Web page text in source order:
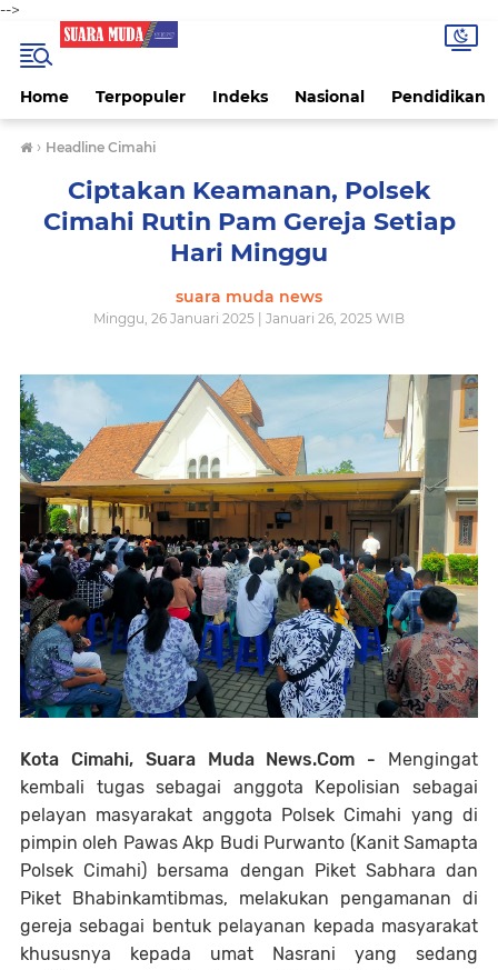
-->
Home Terpopuler Indeks Nasional Pendidikan
› Headline Cimahi
Ciptakan Keamanan, Polsek
Cimahi Rutin Pam Gereja Setiap
Hari Minggu
suara muda news
Minggu, 26 Januari 2025 | Januari 26, 2025 WIB
Kota Cimahi, Suara Muda News.Com - Mengingat
kembali tugas sebagai anggota Kepolisian sebagai
pelayan masyarakat anggota Polsek Cimahi yang di
pimpin oleh Pawas Akp Budi Purwanto (Kanit Samapta
Polsek Cimahi) bersama dengan Piket Sabhara dan
Piket Bhabinkamtibmas, melakukan pengamanan di
gereja sebagai bentuk pelayanan kepada masyarakat
khususnya kepada umat Nasrani yang sedang